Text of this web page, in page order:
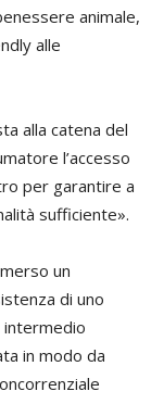
animale,
alle
alla catena del
l’accesso
per garantire a
sufficiente».
un
di uno
intermedio
in modo da